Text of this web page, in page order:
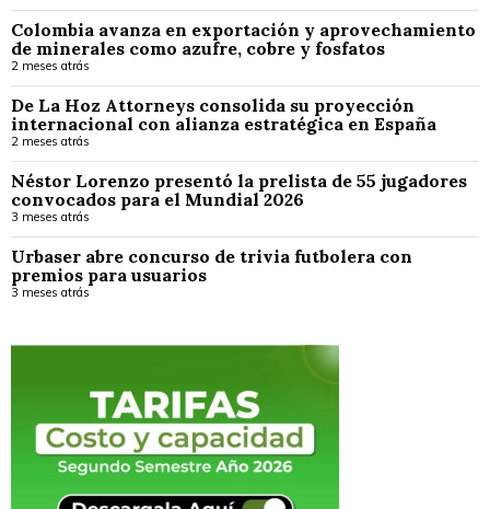
Colombia avanza en exportación y aprovechamiento
de minerales como azufre, cobre y fosfatos
2 meses atrás
De La Hoz Attorneys consolida su proyección
internacional con alianza estratégica en España
2 meses atrás
Néstor Lorenzo presentó la prelista de 55 jugadores
convocados para el Mundial 2026
3 meses atrás
Urbaser abre concurso de trivia futbolera con
premios para usuarios
3 meses atrás